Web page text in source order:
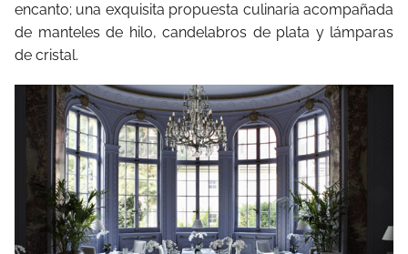
encanto; una exquisita propuesta culinaria acompañada
de manteles de hilo, candelabros de plata y lámparas
de cristal.